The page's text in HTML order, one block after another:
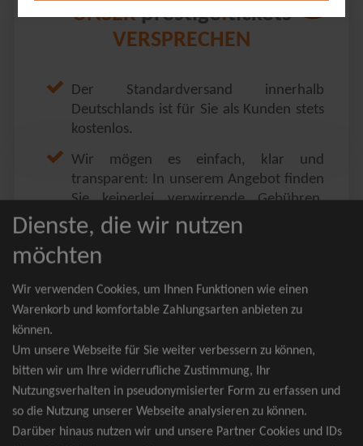
UNSERprestige.tickets
VERSPRECHEN
Der Standardversand innerhalb
Deutschlands ist für Sie als Kunden stets
kostenlos.
Wir mögen es einfach, klar und
transparent: In unserem Angebot finden
Sie keinerlei verwirrende Gebühren,
Zusatzangebote oder ähnliches.
Sie erhalten ausschließlich
zusammenhängende Sitzplätze, welche
nach der Bestplatzbuchung vergeben
werden.
wider Erwarten doch nicht verfügbar
sein, erhalten Sie von uns Tickets für die
nächst bessere Kategorie. Und das
kostenfrei und völlig automatisch.
Dienste, die wir nutzen
möchten
Wir verwenden Cookies, um Ihnen Funktionen wie einen
Warenkorb und komfortable Zahlungsarten anbieten zu
können.
Um unsere Webseite für Sie weiter verbessern zu können,
bitten wir um Ihre widerrufliche Zustimmung, Ihr
Nutzungsverhalten in pseudonymisierter Form zu erfassen und
so die Nutzung unserer Webseite analysieren zu können.
Darüber hinaus nutzen wir und unsere Partner Cookies und IDs